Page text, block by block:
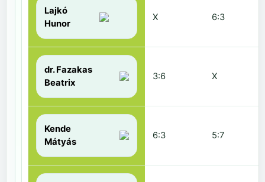
Lajkó
Hunor
X 6:3
dr. Fazakas
Beatrix
3:6 X
Kende
Mátyás
6:3 5:7